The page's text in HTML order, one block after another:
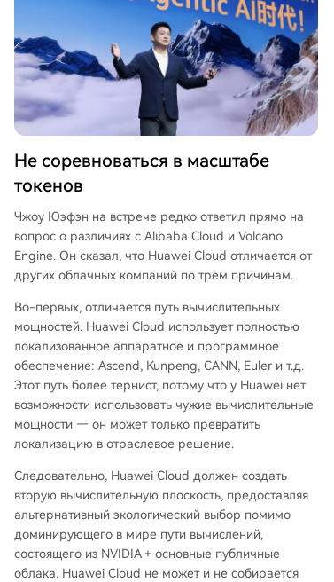
Не соревноваться в масштабе
токенов
Чжоу Юэфэн на встрече редко ответил прямо на
вопрос о различиях с Alibaba Cloud и Volcano
Engine. Он сказал, что Huawei Cloud отличается от
других облачных компаний по трем причинам.
Во-первых, отличается путь вычислительных
мощностей. Huawei Cloud использует полностью
локализованное аппаратное и программное
обеспечение: Ascend, Kunpeng, CANN, Euler и т.д.
Этот путь более тернист, потому что у Huawei нет
возможности использовать чужие вычислительные
мощности — он может только превратить
локализацию в отраслевое решение.
Следовательно, Huawei Cloud должен создать
вторую вычислительную плоскость, предоставляя
альтернативный экологический выбор помимо
доминирующего в мире пути вычислений,
состоящего из NVIDIA + основные публичные
облака. Huawei Cloud не может и не собирается